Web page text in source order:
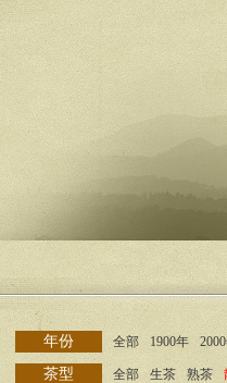
年份 全部 1900年
茶型 全部 生茶 熟茶